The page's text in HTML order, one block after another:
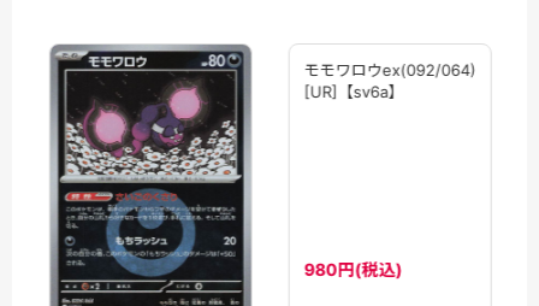
モモワロウex(092/064)
[UR]【sv6a】
980円(税込)